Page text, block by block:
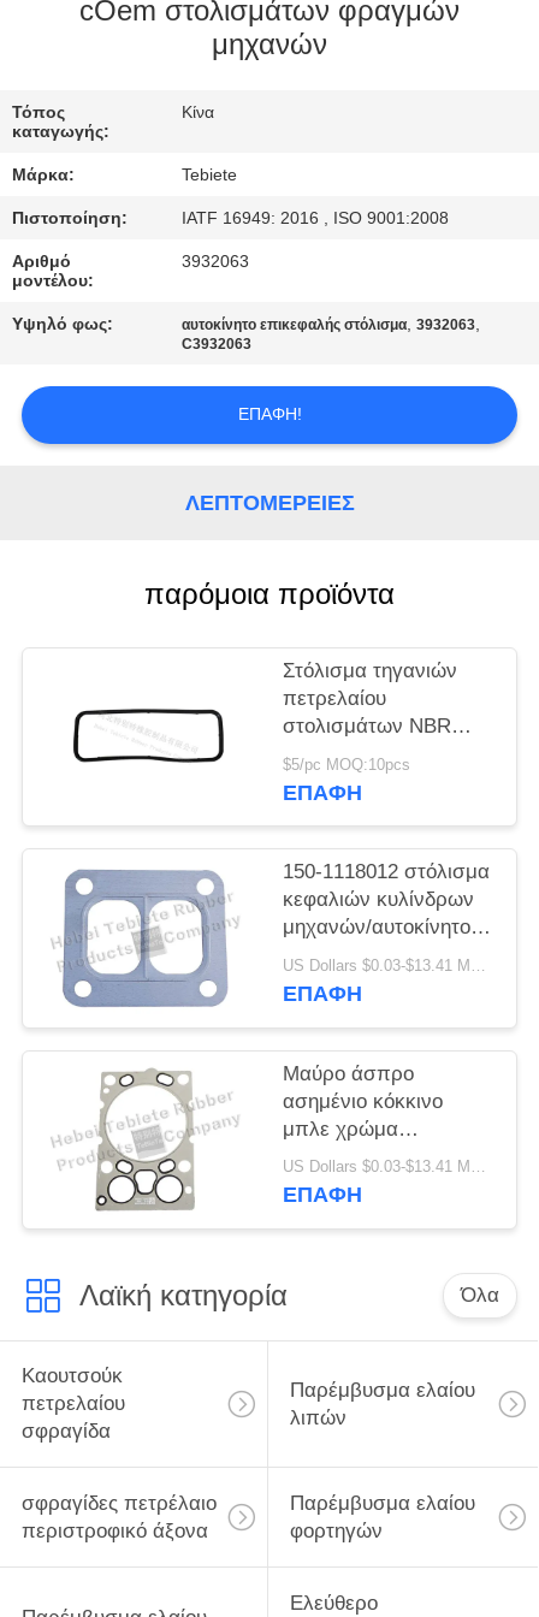
ΈΛΕΓΧΟΣ
ΕΛΆΤΕ
ΣΕ
ΕΠΑΦΉ
ΕΙΔΉΣΕΙΣ
ΠΕΡΙΠΤΏΣΕΙΣ
cOem στολισμάτων φραγμών
μηχανών
Τόπος
καταγωγής:
Κίνα
Μάρκα: Tebiete
Πιστοποίηση: IATF 16949: 2016 , ISO 9001:2008
Αριθμό
μοντέλου:
3932063
Υψηλό φως: αυτοκίνητο επικεφαλής στόλισμα,3932063,
C3932063
ΕΠΑΦΉ!
ΛΕΠΤΟΜΈΡΕΙΕΣ
παρόμοια προϊόντα
Στόλισμα τηγανιών
πετρελαίου
στολισμάτων NBR
τηγανιών πετρελαίου
φορτηγών cOem
$5/pc MOQ:10pcs
ΕΠΑΦΉ
150-1118012 στόλισμα
κεφαλιών κυλίνδρων
μηχανών/αυτοκίνητο
επικεφαλής στόλισμα US Dollars $0.03-$13.41 MOQ:500 τμχ
ΕΠΑΦΉ
Μαύρο άσπρο
ασημένιο κόκκινο
μπλε χρώμα
στολισμάτων τηγανιών
πετρελαίου
US Dollars $0.03-$13.41 MOQ:500 τμχ
ΕΠΑΦΉ
Λαϊκή κατηγορία Όλα
Καουτσούκ
πετρελαίου
σφραγίδα
Παρέμβυσμα ελαίου
λιπών
σφραγίδες πετρέλαιο
περιστροφικό άξονα
Παρέμβυσμα ελαίου
φορτηγών
Ελεύθερο